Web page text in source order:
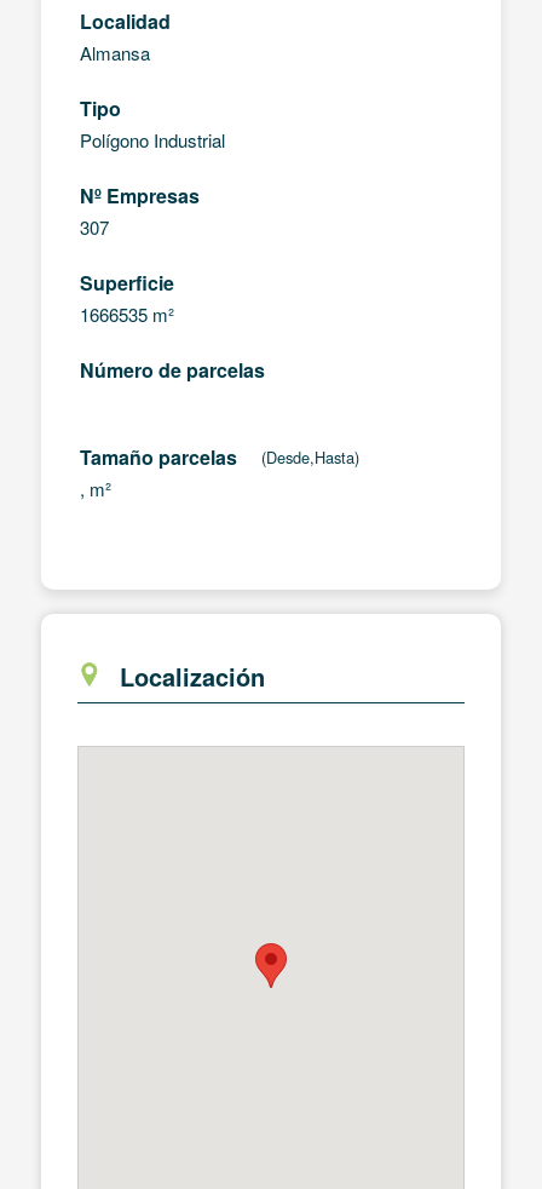
Localidad
Almansa
Tipo
Polígono Industrial
Nº Empresas
307
Superficie
1666535 m²
Número de parcelas
Tamaño parcelas (Desde,Hasta)
, m²
Localización